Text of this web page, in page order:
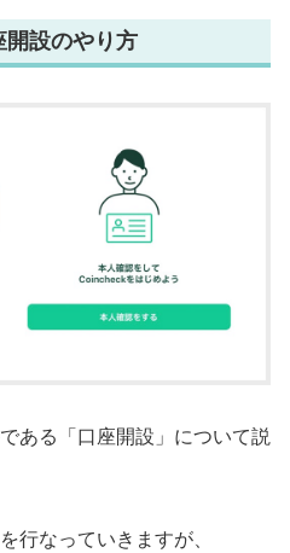
開設のやり方
ある「口座開設」について説
行なっていきますが、